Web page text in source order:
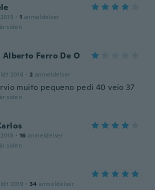
· 1 anmeldelser
siden
Alberto Ferro De O
2018 · 2 anmeldelser
muito pequeno pedi 40 veio 37
siden
· 16 anmeldelser
siden
2019 · 34 anmeldelser